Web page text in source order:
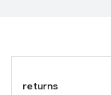
returns